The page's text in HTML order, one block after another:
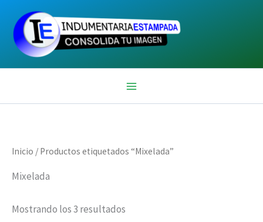
contenido
Inicio / Productos etiquetados “Mixelada”
Mixelada
Mostrando los 3 resultados